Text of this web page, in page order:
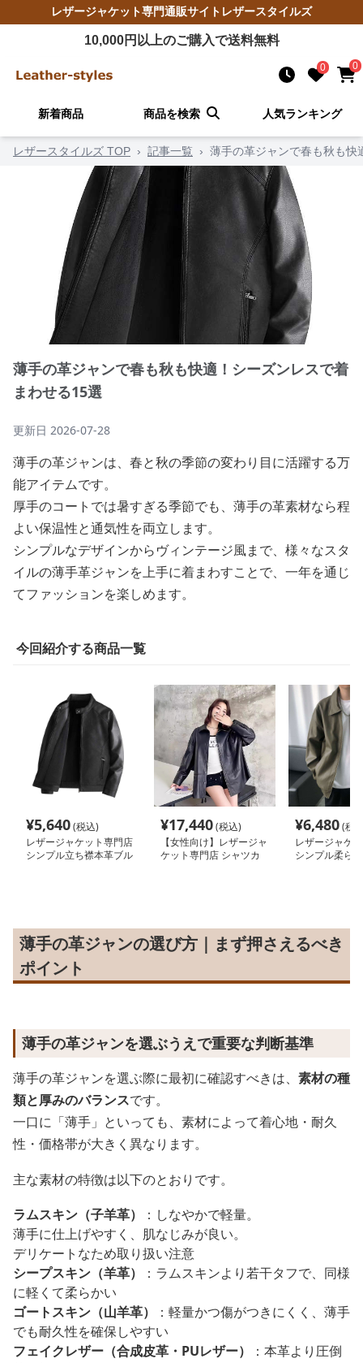
レザージャケット専門通販サイト レザースタイルズ
10,000円以上のご購入で送料無料
0 0
新着商品 商品を検索 人気ランキング
レザースタイルズ TOP › 記事一覧 › 薄手の革ジャンで春も秋も快
薄手の革ジャンで春も秋も快適！シーズンレスで着
まわせる15選
更新日 2026-07-28
薄手の革ジャンは、春と秋の季節の変わり目に活躍する万
能アイテムです。
厚手のコートでは暑すぎる季節でも、薄手の革素材なら程
よい保温性と通気性を両立します。
シンプルなデザインからヴィンテージ風まで、様々なスタ
イルの薄手革ジャンを上手に着まわすことで、一年を通じ
てファッションを楽しめます。
今回紹介する商品一覧
¥5,640(税込)
レザージャケット専門店
シンプル立ち襟本革ブル
¥17,440(税込)
【女性向け】レザージャ
ケット専門店 シャツカ
¥6,480(税
レザージャケ
シンプル柔ら
薄手の革ジャンの選び方｜まず押さえるべき
ポイント
薄手の革ジャンを選ぶうえで重要な判断基準
薄手の革ジャンを選ぶ際に最初に確認すべきは、 素材の種
類と厚みのバランスです。
一口に「薄手」といっても、素材によって着心地・耐久
性・価格帯が大きく異なります。
主な素材の特徴は以下のとおりです。
ラムスキン（子羊革）
：しなやかで軽量。
薄手に仕上げやすく、肌なじみが良い。
デリケートなため取り扱い注意
シープスキン（羊革）
：ラムスキンより若干タフで、同様
に軽くて柔らかい
ゴートスキン（山羊革）
：軽量かつ傷がつきにくく、薄手
でも耐久性を確保しやすい
フェイクレザー（合成皮革・PUレザー）
：本革より圧倒